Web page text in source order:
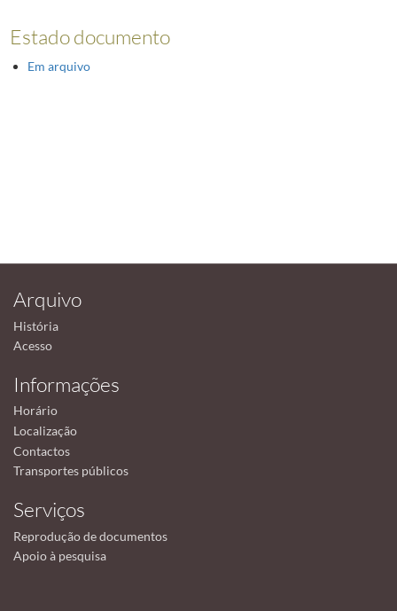
Estado documento
Em arquivo
Arquivo
História
Acesso
Informações
Horário
Localização
Contactos
Transportes públicos
Serviços
Reprodução de documentos
Apoio à pesquisa